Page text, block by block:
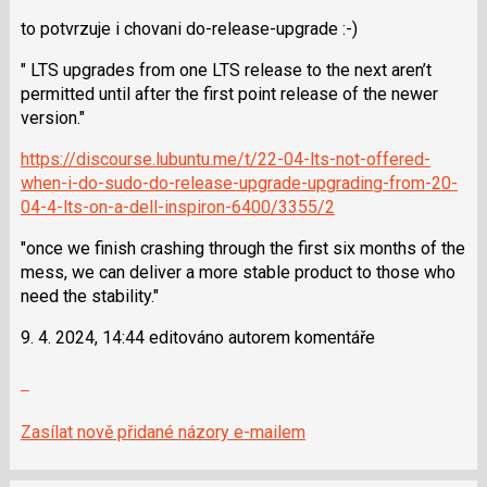
názor
použít
klávesy
N
pro
a
P
pro
předchozí
nový
názor
to potvrzuje i chovani do-release-upgrade :-)
" LTS upgrades from one LTS release to the next aren’t
permitted until after the first point release of the newer
version."
https://discourse.lubuntu.me/t/22-04-lts-not-offered-
when-i-do-sudo-do-release-upgrade-upgrading-from-20-
04-4-lts-on-a-dell-inspiron-6400/3355/2
"once we finish crashing through the first six months of the
mess, we can deliver a more stable product to those who
need the stability."
9. 4. 2024, 14:44 editováno autorem komentáře
vlákno
Zasílat nově přidané názory e-mailem